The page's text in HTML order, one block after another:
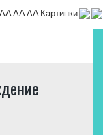
АААААА Картинки